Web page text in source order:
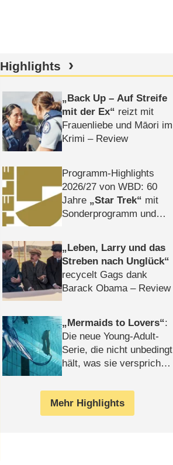
Highlights
Back Up – Auf Streife
mit der Ex
reizt mit
Frauenliebe und Māori im
Krimi – Review
Programm-Highlights
2026/​27 von WBD: 60
Jahre
Star Trek
mit
Sonderprogramm und
Leben, Larry und das
Streben nach Unglück
recycelt Gags dank
Barack Obama – Review
Mermaids to Lovers :
Die neue Young-Adult-
Serie, die nicht unbedingt
hält, was sie verspricht –
Mehr Highlights